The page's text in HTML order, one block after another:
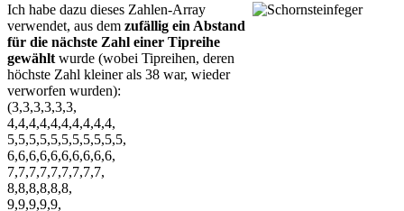
Ich habe dazu dieses Zahlen-Array
verwendet, aus dem zufällig ein Abstand
für die nächste Zahl einer Tipreihe
gewählt wurde (wobei Tipreihen, deren
höchste Zahl kleiner als 38 war, wieder
verworfen wurden):
(3,3,3,3,3,3,
4,4,4,4,4,4,4,4,4,4,
5,5,5,5,5,5,5,5,5,5,5,
6,6,6,6,6,6,6,6,6,6,
7,7,7,7,7,7,7,7,7,
8,8,8,8,8,8,
9,9,9,9,9,